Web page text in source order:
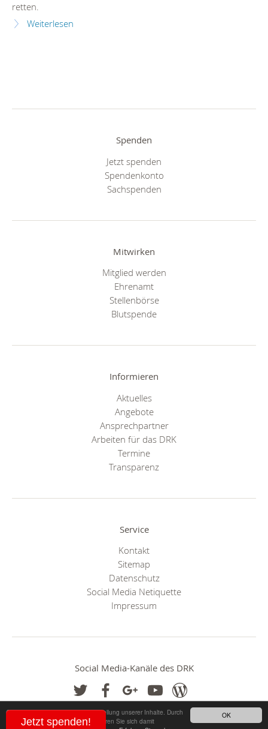
OK
Cookies helfen uns bei der Bereitstellung unserer Inhalte. Durch
die Nutzung unserer Webseite erklären Sie sich damit
retten.
Weiterlesen
Spenden
Jetzt spenden
Spendenkonto
Sachspenden
Mitwirken
Mitglied werden
Ehrenamt
Stellenbörse
Blutspende
Informieren
Aktuelles
Angebote
Ansprechpartner
Arbeiten für das DRK
Termine
Transparenz
Service
Kontakt
Sitemap
Datenschutz
Social Media Netiquette
Impressum
Social Media-Kanäle des DRK
Jetzt spenden!